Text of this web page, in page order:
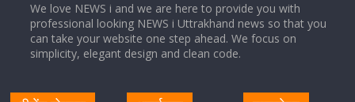
सीएम धामी ने हरिद्वार में शिवभक्तों का हेलिकॉप्टर से पुष्पवर्षा और पैर
धोकर किया स्वागत
We love NEWS i and we are here to provide you with
professional looking NEWS i Uttrakhand news so that you
can take your website one step ahead. We focus on
simplicity, elegant design and clean code.